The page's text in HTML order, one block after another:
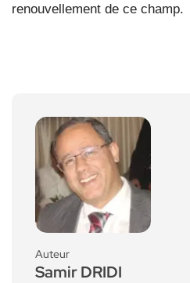
renouvellement de ce champ.
Auteur
Samir DRIDI